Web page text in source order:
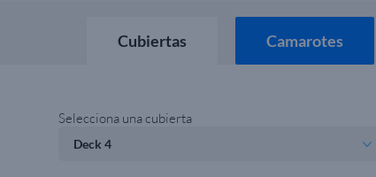
Cubiertas Camarotes
Selecciona una cubierta